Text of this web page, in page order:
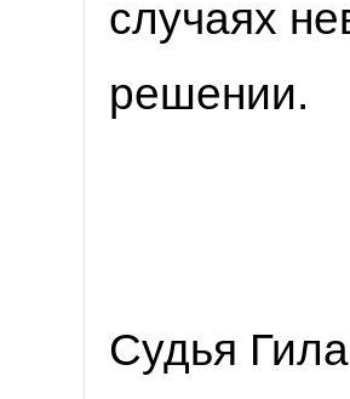
случаях
решении.
Судья